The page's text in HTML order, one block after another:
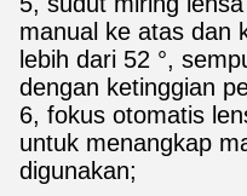
manual ke atas dan
lebih dari 52 °,
dengan ketinggian
6, fokus otomatis
untuk menangkap
digunakan;